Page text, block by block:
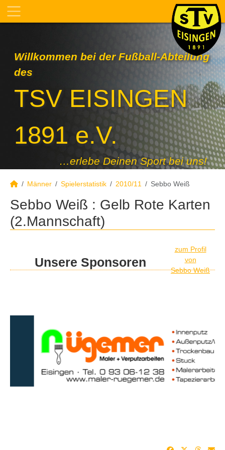
Willkommen bei der Fußball-Abteilung
des
TSV EISINGEN
1891 e.V.
…erlebe Deinen Sport bei uns!
Männer Spielerstatistik 2010/11 Sebbo Weiß
Sebbo Weiß : Gelb Rote Karten
(2.Mannschaft)
zum Profil
von
Sebbo Weiß
Unsere Sponsoren